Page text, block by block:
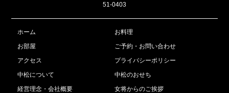
51-0403
ホーム
お料理
お部屋
ご予約・お問い合わせ
アクセス
プライバシーポリシー
中松について
中松のおせち
経営理念・会社概要
女将からのご挨拶